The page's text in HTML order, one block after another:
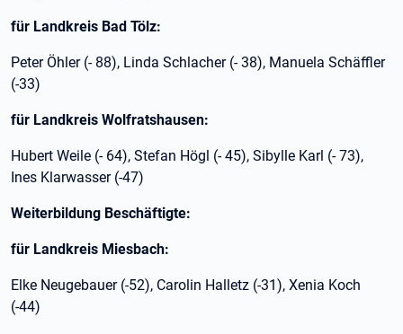
für Landkreis Bad Tölz:
Peter Öhler (- 88), Linda Schlacher (- 38), Manuela Schäffler
(-33)
für Landkreis Wolfratshausen:
Hubert Weile (- 64), Stefan Högl (- 45), Sibylle Karl (- 73),
Ines Klarwasser (-47)
Weiterbildung Beschäftigte:
für Landkreis Miesbach:
Elke Neugebauer (-52), Carolin Halletz (-31), Xenia Koch
(-44)